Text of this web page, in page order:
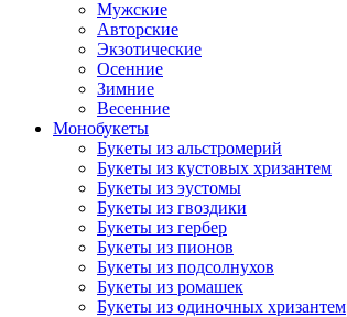
Мужские
Авторские
Экзотические
Осенние
Зимние
Весенние
Монобукеты
Букеты из альстромерий
Букеты из кустовых хризантем
Букеты из эустомы
Букеты из гвоздики
Букеты из гербер
Букеты из пионов
Букеты из подсолнухов
Букеты из ромашек
Букеты из одиночных хризантем